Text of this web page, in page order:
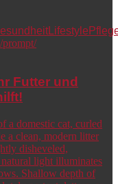
Lifestyle
Futter und